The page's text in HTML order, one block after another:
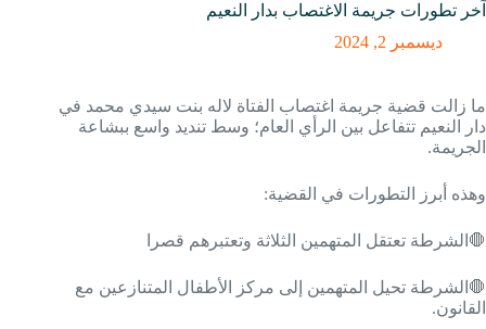
آخر تطورات جريمة الاغتصاب بدار النعيم
ديسمبر 2, 2024
ما زالت قضية جريمة اغتصاب الفتاة لاله بنت سيدي محمد في
دار النعيم تتفاعل بين الرأي العام؛ وسط تنديد واسع ببشاعة
الجريمة.
وهذه أبرز التطورات في القضية:
🛑الشرطة تعتقل المتهمين الثلاثة وتعتبرهم قصرا
🛑الشرطة تحيل المتهمين إلى مركز الأطفال المتنازعين مع
القانون.